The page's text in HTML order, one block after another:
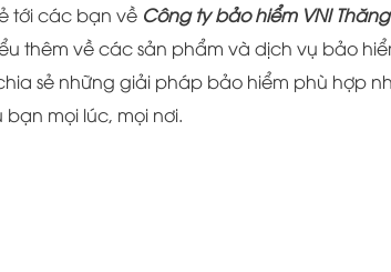
tới các bạn về Công ty bảo hiểm VNI Thăng
thêm về các sản phẩm và dịch vụ bảo
sẻ những giải pháp bảo hiểm phù hợp
mọi lúc, mọi nơi.